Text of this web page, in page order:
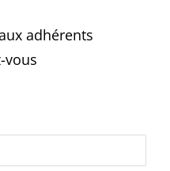
adhérents
vous